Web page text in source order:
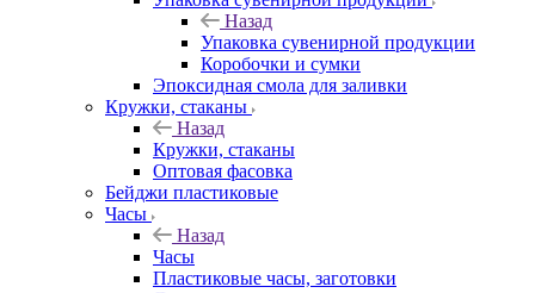
Назад
Упаковка сувенирной продукции
Коробочки и сумки
Эпоксидная смола для заливки
Кружки, стаканы
Назад
Кружки, стаканы
Оптовая фасовка
Бейджи пластиковые
Часы
Назад
Часы
Пластиковые часы, заготовки